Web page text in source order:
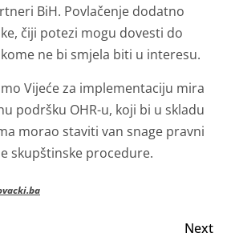
BiH. Povlačenje dodatno
čiji potezi mogu dovesti do
ne bi smjela biti u interesu.
Vijeće za implementaciju mira
podršku OHR-u, koji bi u skladu
morao staviti van snage pravni
skupštinske procedure.
Next